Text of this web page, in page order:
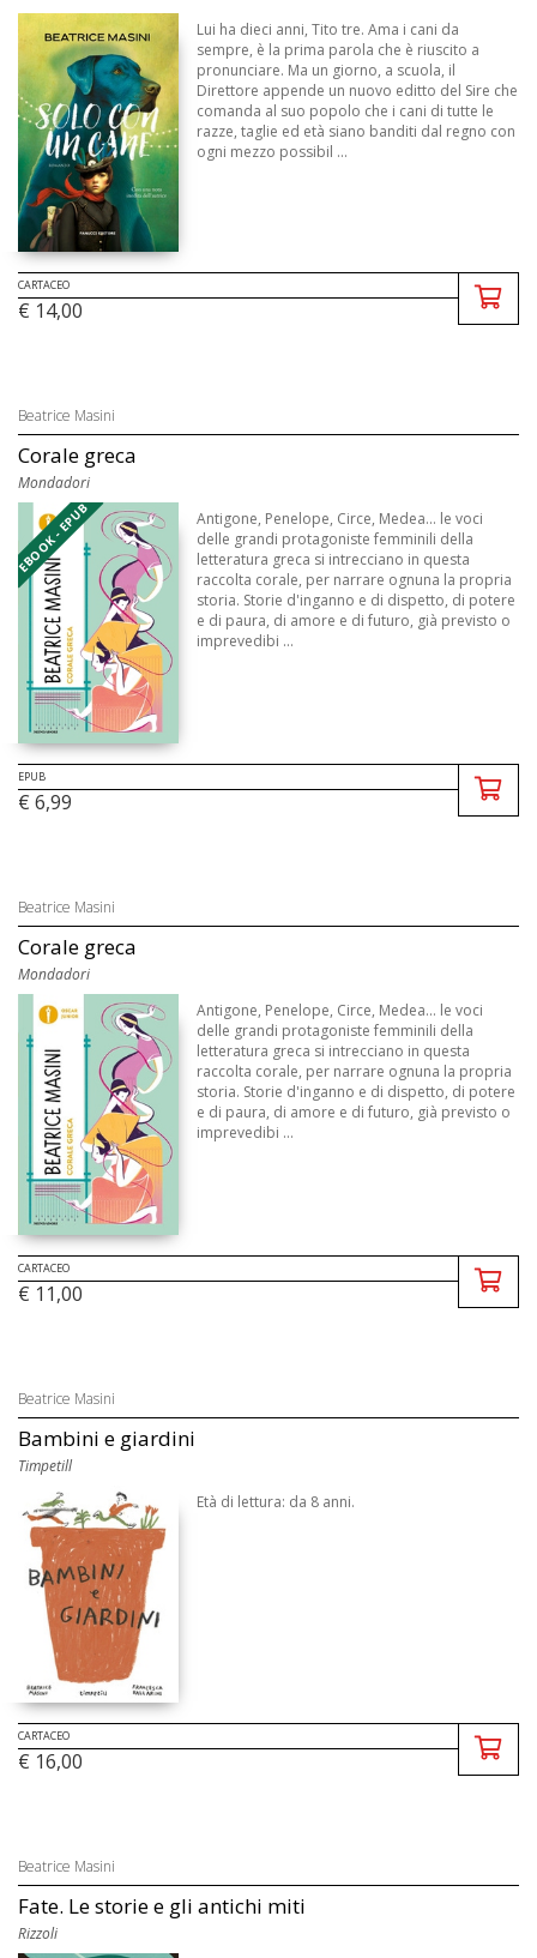
Lui ha dieci anni, Tito tre. Ama i cani da
sempre, è la prima parola che è riuscito a
pronunciare. Ma un giorno, a scuola, il
Direttore appende un nuovo editto del Sire che
comanda al suo popolo che i cani di tutte le
razze, taglie ed età siano banditi dal regno con
ogni mezzo possibil ...
CARTACEO
€ 14,00
Beatrice Masini
Corale greca
Mondadori
EBOOK - EPUB
Antigone, Penelope, Circe, Medea... le voci
delle grandi protagoniste femminili della
letteratura greca si intrecciano in questa
raccolta corale, per narrare ognuna la propria
storia. Storie d'inganno e di dispetto, di potere
e di paura, di amore e di futuro, già previsto o
imprevedibi ...
EPUB
€ 6,99
Beatrice Masini
Corale greca
Mondadori
Antigone, Penelope, Circe, Medea... le voci
delle grandi protagoniste femminili della
letteratura greca si intrecciano in questa
raccolta corale, per narrare ognuna la propria
storia. Storie d'inganno e di dispetto, di potere
e di paura, di amore e di futuro, già previsto o
imprevedibi ...
CARTACEO
€ 11,00
Beatrice Masini
Bambini e giardini
Timpetill
Età di lettura: da 8 anni.
CARTACEO
€ 16,00
Beatrice Masini
Fate. Le storie e gli antichi miti
Rizzoli